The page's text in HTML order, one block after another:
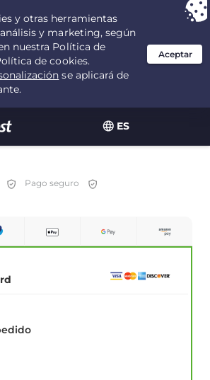
ES
ofertadurante 3.3333333333333 años por $
2.23 /mes
Pago seguro